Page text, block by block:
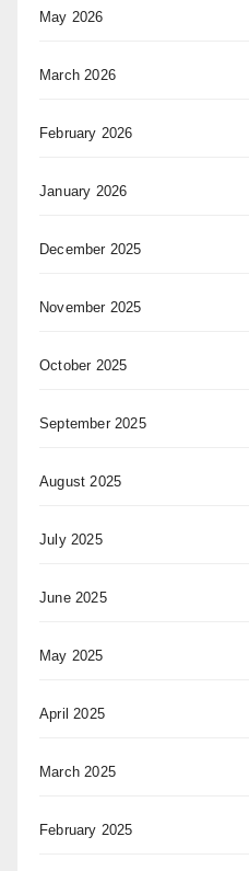
May 2026
March 2026
February 2026
January 2026
December 2025
November 2025
October 2025
September 2025
August 2025
July 2025
June 2025
May 2025
April 2025
March 2025
February 2025